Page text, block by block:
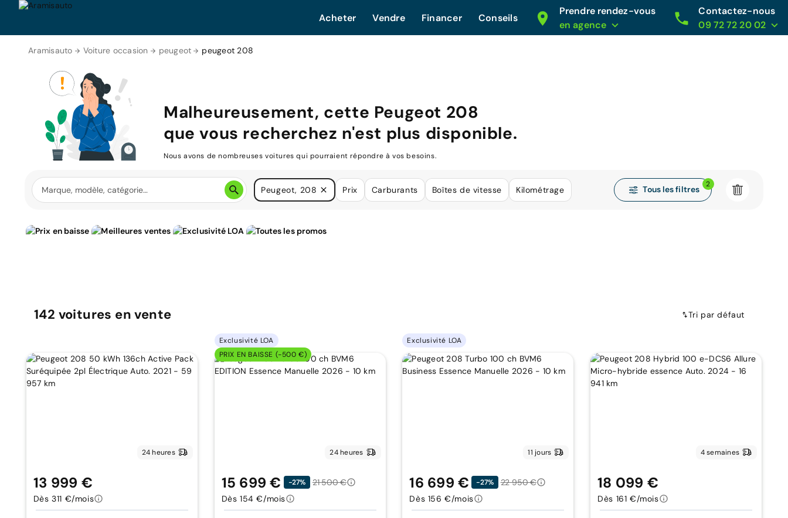
Acheter Vendre Financer Conseils
Prendre rendez-vous
en agence
Contactez-nous
09 72 72 20 02
Aramisauto Voiture occasion peugeot peugeot 208
Malheureusement, cette Peugeot 208
que vous recherchez n'est plus disponible.
Nous avons de nombreuses voitures qui pourraient répondre à vos besoins.
Peugeot, 208 Prix Carburants Boîtes de vitesse Kilométrage Tous les filtres
2
142 voitures en vente Tri par défaut
24 heures
13 999 €
Dès 311 €/mois
Exclusivité LOA
PRIX EN BAISSE (-500 €)
24 heures
15 699 € -27%
21 500 €
Dès 154 €/mois
Exclusivité LOA
11 jours
16 699 € -27%
22 950 €
Dès 156 €/mois
4 semaines
18 099 €
Dès 161 €/mois